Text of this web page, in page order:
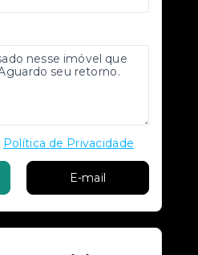
Política de Privacidade
E-mail